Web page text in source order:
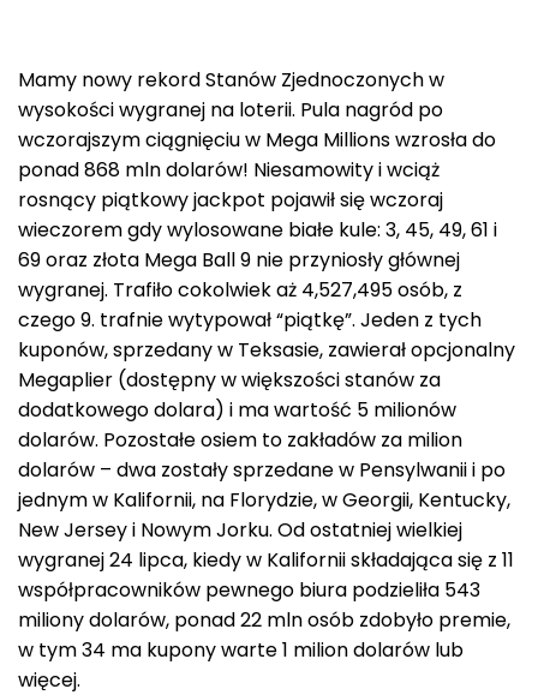
Mamy nowy rekord Stanów Zjednoczonych w
wysokości wygranej na loterii. Pula nagród po
wczorajszym ciągnięciu w Mega Millions wzrosła do
ponad 868 mln dolarów! Niesamowity i wciąż
rosnący piątkowy jackpot pojawił się wczoraj
wieczorem gdy wylosowane białe kule: 3, 45, 49, 61 i
69 oraz złota Mega Ball 9 nie przyniosły głównej
wygranej. Trafiło cokolwiek aż 4,527,495 osób, z
czego 9. trafnie wytypował “piątkę”. Jeden z tych
kuponów, sprzedany w Teksasie, zawierał opcjonalny
Megaplier (dostępny w większości stanów za
dodatkowego dolara) i ma wartość 5 milionów
dolarów. Pozostałe osiem to zakładów za milion
dolarów – dwa zostały sprzedane w Pensylwanii i po
jednym w Kalifornii, na Florydzie, w Georgii, Kentucky,
New Jersey i Nowym Jorku. Od ostatniej wielkiej
wygranej 24 lipca, kiedy w Kalifornii składająca się z 11
współpracowników pewnego biura podzieliła 543
miliony dolarów, ponad 22 mln osób zdobyło premie,
w tym 34 ma kupony warte 1 milion dolarów lub
więcej.